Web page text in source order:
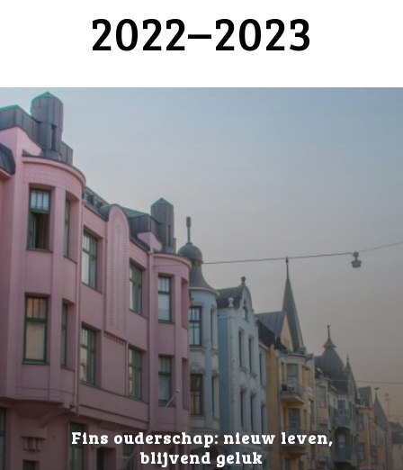
2022–2023
Fins ouderschap: nieuw leven,
blijvend geluk